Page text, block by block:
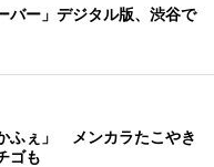
バー」デジタル版、渋谷で
ふぇ」 メンカラたこやき
ゴも